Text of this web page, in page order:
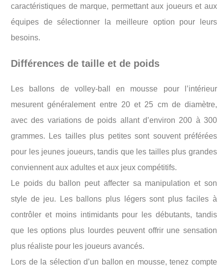
caractéristiques de marque, permettant aux joueurs et aux
équipes de sélectionner la meilleure option pour leurs
besoins.
Différences de taille et de poids
Les ballons de volley-ball en mousse pour l’intérieur
mesurent généralement entre 20 et 25 cm de diamètre,
avec des variations de poids allant d’environ 200 à 300
grammes. Les tailles plus petites sont souvent préférées
pour les jeunes joueurs, tandis que les tailles plus grandes
conviennent aux adultes et aux jeux compétitifs.
Le poids du ballon peut affecter sa manipulation et son
style de jeu. Les ballons plus légers sont plus faciles à
contrôler et moins intimidants pour les débutants, tandis
que les options plus lourdes peuvent offrir une sensation
plus réaliste pour les joueurs avancés.
Lors de la sélection d’un ballon en mousse, tenez compte